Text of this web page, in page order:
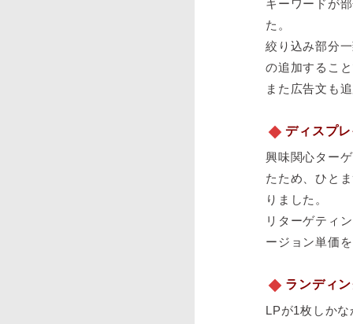
キーワードが
た。
絞り込み部分
の追加するこ
また広告文も
ディスプ
興味関心ター
たため、ひと
りました。
リターゲティ
ージョン単価
ランディ
LPが1枚しか